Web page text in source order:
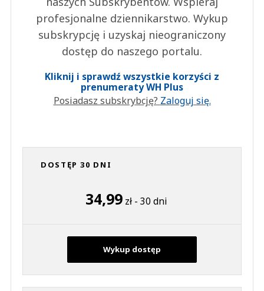
profesjonalne dziennikarstwo. Wykup
subskrypcję i uzyskaj nieograniczony
dostęp do naszego portalu.
Kliknij i sprawdź wszystkie korzyści z
prenumeraty WH Plus
Posiadasz subskrybcję? Zaloguj się.
DOSTĘP 30 DNI
34,99 zł - 30 dni
Wykup dostęp